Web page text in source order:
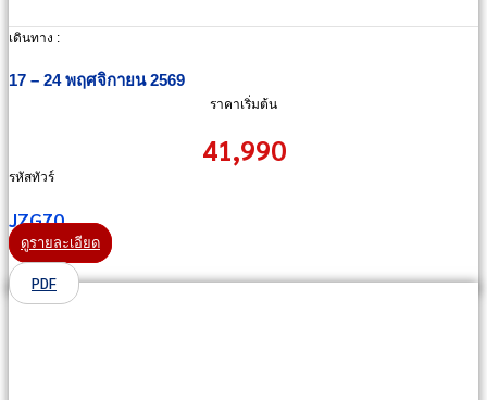
เดินทาง :
17 – 24 พฤศจิกายน 2569
ราคาเริ่มต้น
41,990
รหัสทัวร์
JZG70
ดูรายละเอียด
PDF